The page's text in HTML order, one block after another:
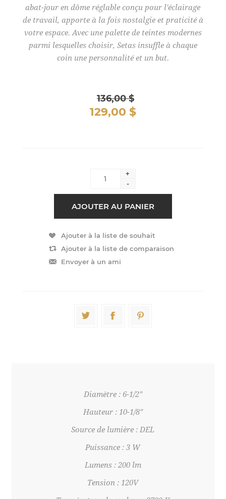
abat-jour en dôme réglable conçu pour l'éclairage
de travail, apporte à la fois nostalgie et praticité à
votre espace. Avec une palette de teintes modernes
parmi lesquelles choisir, Setas insuffle à chaque
coin une personnalité et un but.
136,00 $
129,00 $
+
-
Diamètre : 6-1/2"
Hauteur : 10-1/8"
Source de lumière : DEL
Puissance : 3 W
Lumens : 200 lm
Tension : 120V